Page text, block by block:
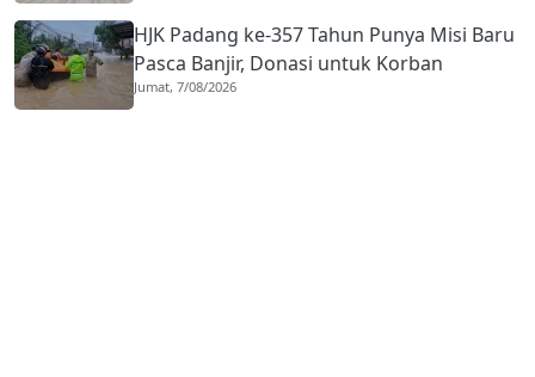
HJK Padang ke-357 Tahun Punya Misi Baru
Pasca Banjir, Donasi untuk Korban
Terdampak Bencana Digencarkan
Jumat, 7/08/2026